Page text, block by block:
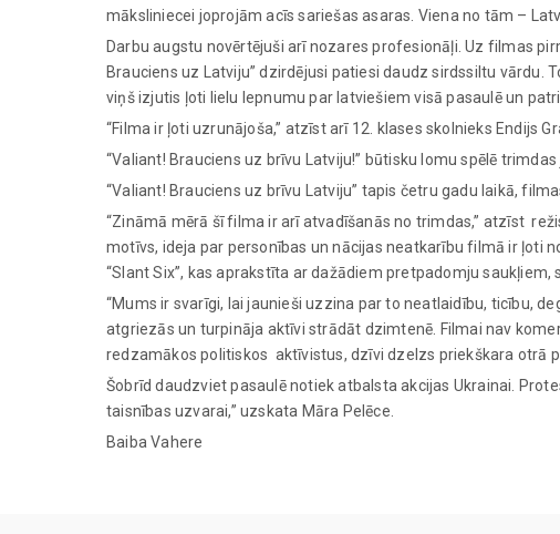
māksliniecei joprojām acīs sariešas asaras. Viena no tām –
Darbu augstu novērtējuši arī nozares profesionāļi. Uz filmas
Brauciens uz Latviju” dzirdējusi patiesi daudz sirdssiltu vārdu.
viņš izjutis ļoti lielu lepnumu par latviešiem visā pasaulē un
“Filma ir ļoti uzrunājoša,” atzīst arī 12. klases skolnieks Endijs
“Valiant! Brauciens uz brīvu Latviju!” būtisku lomu spēlē
“Valiant! Brauciens uz brīvu Latviju” tapis četru gadu laikā,
“Zināmā mērā šī filma ir arī atvadīšanās no trimdas,” atzīst
motīvs, ideja par personības un nācijas neatkarību filmā ir ļoti
“Slant Six”, kas aprakstīta ar dažādiem pretpadomju
“Mums ir svarīgi, lai jaunieši uzzina par to neatlaidību, ticību,
atgriezās un turpināja aktīvi strādāt dzimtenē. Filmai nav
redzamākos politiskos aktīvistus, dzīvi dzelzs priekškara otrā
Šobrīd daudzviet pasaulē notiek atbalsta akcijas Ukrainai.
taisnības uzvarai,” uzskata Māra Pelēce.
Baiba Vahere